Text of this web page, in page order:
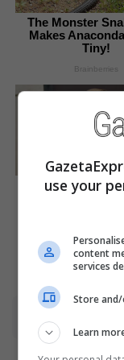
The Monster
Makes
Tiny!
Brainberries
Macaulay
Version Of The
use your
content
services
Store
Learn